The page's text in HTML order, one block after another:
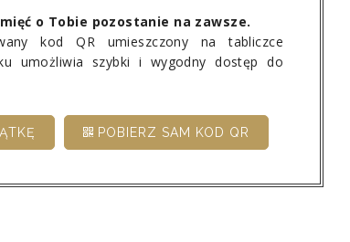
o Tobie pozostanie na zawsze.
kod QR umieszczony na tabliczce
umożliwia szybki i wygodny dostęp do
POBIERZ SAM KOD QR